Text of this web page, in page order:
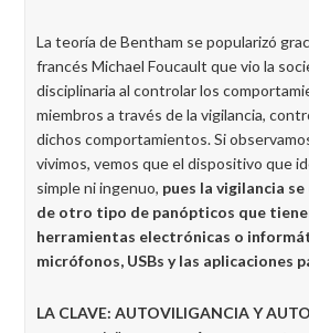
La teoría de Bentham se popularizó
francés Michael Foucault que vio la
disciplinaria al controlar los
miembros a través de la vigilancia,
dichos comportamientos. Si
vivimos, vemos que el dispositivo que
simple ni ingenuo, pues la vigilancia
de otro tipo de panópticos que
herramientas electrónicas o
micrófonos, USBs y las aplicaciones
LA CLAVE: AUTOVILIGANCIA Y